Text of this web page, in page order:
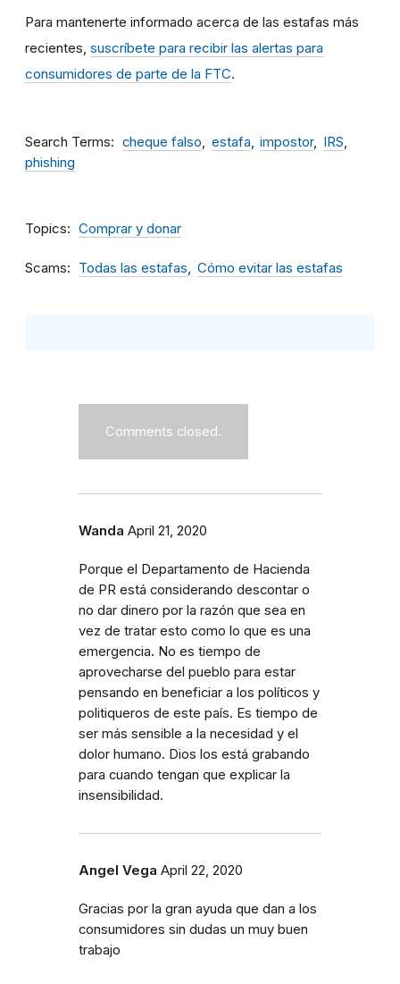
Para mantenerte informado acerca de las estafas más
recientes, suscríbete para recibir las alertas para
consumidores de parte de la FTC.
Search Terms cheque falso estafa impostor
IRS
phishing
Topics Comprar y donar
Scams Todas las estafas Cómo evitar las estafas
Comments closed.
Wanda April 21, 2020
Porque el Departamento de Hacienda
de PR está considerando descontar o
no dar dinero por la razón que sea en
vez de tratar esto como lo que es una
emergencia. No es tiempo de
aprovecharse del pueblo para estar
pensando en beneficiar a los políticos y
politiqueros de este país. Es tiempo de
ser más sensible a la necesidad y el
dolor humano. Dios los está grabando
para cuando tengan que explicar la
insensibilidad.
Angel Vega April 22, 2020
Gracias por la gran ayuda que dan a los
consumidores sin dudas un muy buen
trabajo